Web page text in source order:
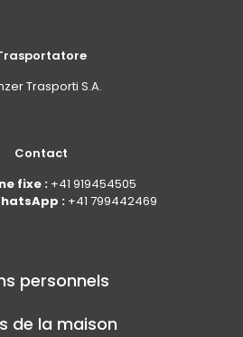
Trasporti S.A.
Contact
fixe : +41 919454505
: +41 799442469
personnels
de la maison